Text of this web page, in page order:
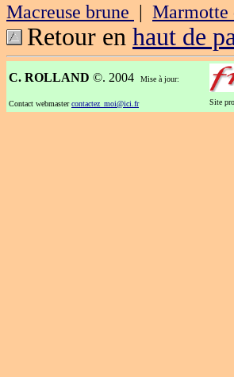
Macreuse brune | Marmotte
Retour en haut de
C. ROLLAND ©. 2004 Mise à jour:
Contact webmastercontactez_moi@ici.fr Site